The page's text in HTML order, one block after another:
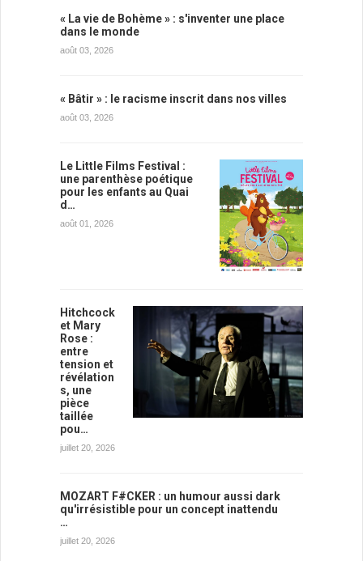
« La vie de Bohème » : s'inventer une place
dans le monde
août 03, 2026
« Bâtir » : le racisme inscrit dans nos villes
août 03, 2026
Le Little Films Festival :
une parenthèse poétique
pour les enfants au Quai
d…
août 01, 2026
Hitchcock
et Mary
Rose :
entre
tension et
révélation
s, une
pièce
taillée
pou…
juillet 20, 2026
MOZART F#CKER : un humour aussi dark
qu'irrésistible pour un concept inattendu
…
juillet 20, 2026